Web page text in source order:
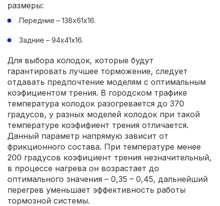
размеры:
Передние – 138х61х16.
Задние – 94х41х16.
Для выбора колодок, которые будут
гарантировать лучшее торможение, следует
отдавать предпочтение моделям с оптимальным
коэфициентом трения. В городском трафике
температура колодок разогревается до 370
градусов, у разных моделей колодок при такой
температуре коэфифиент трения отличается.
Данный параметр напрямую зависит от
фрикционного состава. При температуре менее
200 градусов коэфициент трения незначительный,
в процессе нагрева он возрастает до
оптимального значения – 0,35 – 0,45, дальнейший
перегрев уменьшает эффективность работы
тормозной системы.